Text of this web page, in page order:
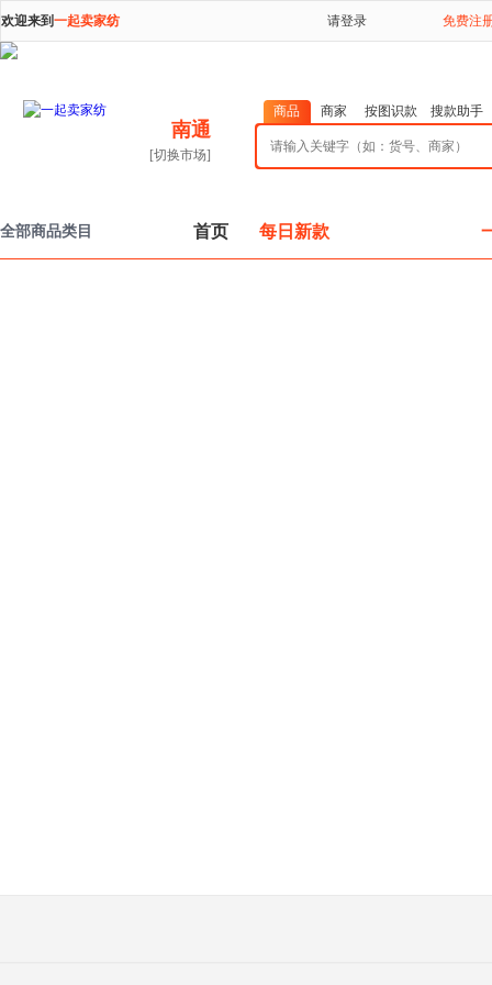
欢迎来到一起卖家纺 请登录 免费注
南通
[切换市场]
商品 商家 按图识款 搜款助手
全部商品类目 首页 每日新款